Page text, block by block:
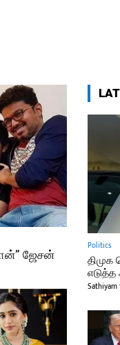
ஜேசன்
Politics
திமுக
எடுத்த
Sathiyam